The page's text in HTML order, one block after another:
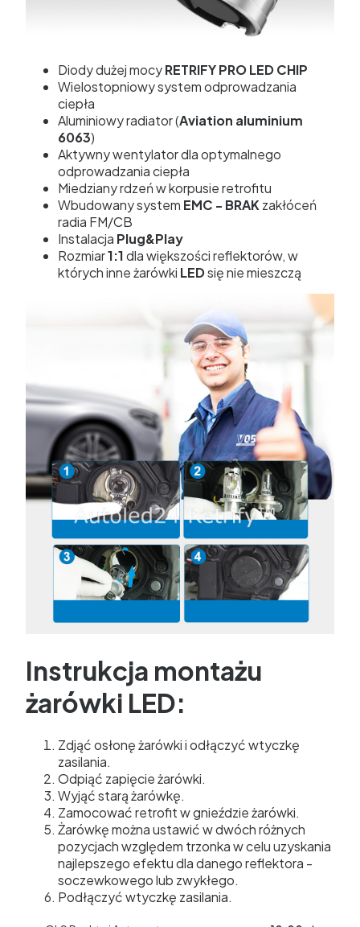
Diody dużej mocyRETRIFY PRO LED CHIP
Wielostopniowy system odprowadzania
ciepła
Aluminiowy radiator (Aviation aluminium
6063)
Aktywny wentylator dla optymalnego
odprowadzania ciepła
Miedziany rdzeń w korpusie retrofitu
Wbudowany system EMC - BRAKzakłóceń
radia FM/CB
Instalacja Plug&Play
Rozmiar1:1dla większości reflektorów, w
których inne żarówki LEDsię nie mieszczą
Instrukcja montażu
żarówki LED:
Zdjąć osłonę żarówki i odłączyć wtyczkę
zasilania.
Odpiąć zapięcie żarówki.
Wyjąć starą żarówkę.
Zamocować retrofit w gnieździe żarówki.
Żarówkę można ustawić w dwóch różnych
pozycjach względem trzonka w celu uzyskania
najlepszego efektu dla danego reflektora -
soczewkowego lub zwykłego.
Podłączyć wtyczkę zasilania.